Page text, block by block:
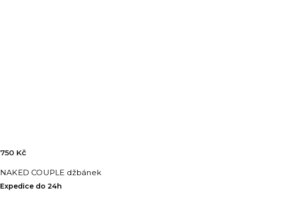
NAKED COUPLE džbánek
Expedice do 24h
750 Kč